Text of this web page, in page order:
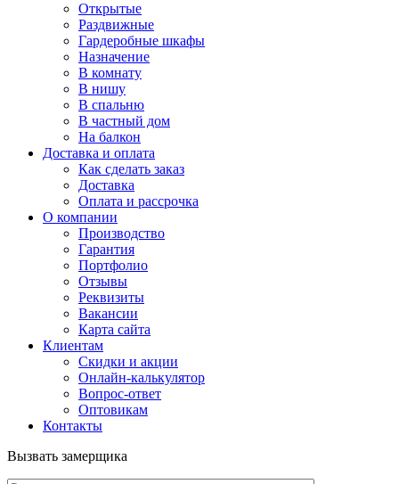
Открытые
Раздвижные
Гардеробные шкафы
Назначение
В комнату
В нишу
В спальню
В частный дом
На балкон
Доставка и оплата
Как сделать заказ
Доставка
Оплата и рассрочка
О компании
Производство
Гарантия
Портфолио
Отзывы
Реквизиты
Вакансии
Карта сайта
Клиентам
Скидки и акции
Онлайн-калькулятор
Вопрос-ответ
Оптовикам
Контакты
Вызвать замерщика